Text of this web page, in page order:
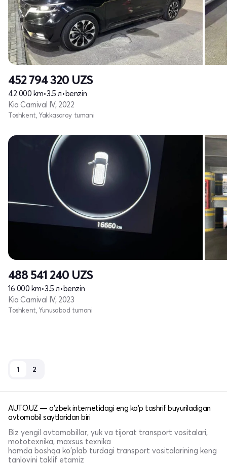
452 794 320 UZS
42 000 km•3.5 л•benzin
Kia Carnival IV, 2022
Toshkent, Yakkasaroy tumani
488 541 240 UZS
16 000 km•3.5 л•benzin
Kia Carnival IV, 2023
Toshkent, Yunusobod tumani
1 2
AUTO.UZ — o'zbek internetidagi eng ko'p tashrif buyuriladigan
avtomobil saytlaridan biri
Biz yengil avtomobillar, yuk va tijorat transport vositalari,
mototexnika, maxsus texnika
hamda boshqa ko'plab turdagi transport vositalarining keng
tanlovini taklif etamiz